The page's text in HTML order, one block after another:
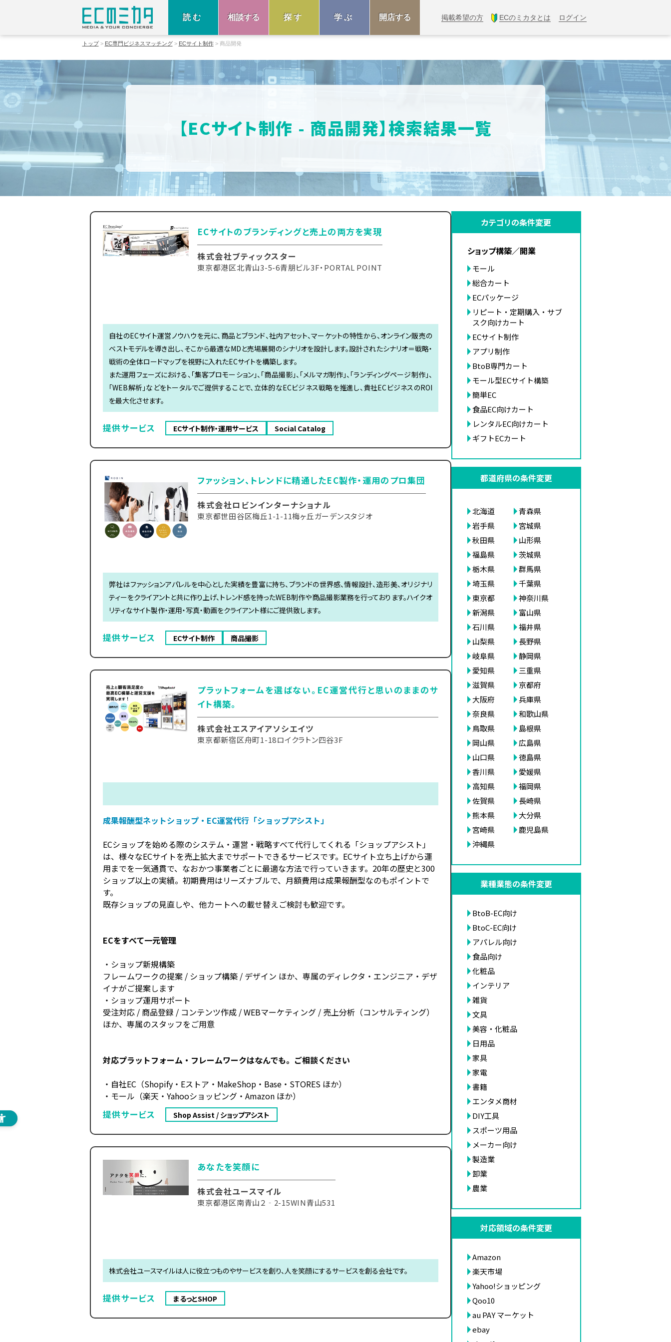
読む 相談する 探す 学ぶ 開店する 掲載希望の方 ECのミカタとは ログイン
トップ EC専門ビジネスマッチング ECサイト制作 商品開発
【ECサイト制作 - 商品開発】検索結果一覧
ECサイトのブランディングと売上の両方を実現
株式会社ブティックスター
東京都港区北青山3-5-6青朋ビル3F・PORTAL POINT
自社のECサイト運営ノウハウを元に、商品とブランド、社内アセット、マーケットの特性から、オンライン販売の
ベストモデルを導き出し、そこから最適なMDと売場展開のシナリオを設計します。設計されたシナリオ＝戦略・
戦術の全体ロードマップを視野に入れたECサイトを構築します。
また運用フェーズにおける、「集客プロモーション」、「商品撮影」、「メルマガ制作」、「ランディングページ制作」、
「WEB解析」などをトータルでご提供することで、立体的なECビジネス戦略を推進し、貴社ECビジネスのROI
を最大化させます。
提供サービス ECサイト制作・運用サービス Social Catalog
ファッション、トレンドに精通したEC製作・運用のプロ集団
株式会社ロビンインターナショナル
東京都世田谷区梅丘1-1-11梅ヶ丘ガーデンスタジオ
弊社はファッションアパレルを中心とした実績を豊富に持ち、ブランドの世界感、情報設計、造形美、オリジナリ
ティーをクライアントと共に作り上げ、トレンド感を持ったWEB制作や商品撮影業務を行っております。ハイクオ
リティなサイト製作・運用・写真・動画をクライアント様にご提供致します。
提供サービス ECサイト制作 商品撮影
プラットフォームを選ばない。EC運営代行と思いのままのサ
イト構築。
株式会社エスアイアソシエイツ
東京都新宿区舟町1-18ロイクラトン四谷3F
成果報酬型ネットショップ・EC運営代行「ショップアシスト」
ECショップを始める際のシステム・運営・戦略すべて代行してくれる「ショップアシスト」
は、様々なECサイトを売上拡大までサポートできるサービスです。ECサイト立ち上げから運
用までを一気通貫で、なおかつ事業者ごとに最適な方法で行っていきます。20年の歴史と300
ショップ以上の実績。初期費用はリーズナブルで、月額費用は成果報酬型なのもポイントで
す。
既存ショップの見直しや、他カートへの載せ替えご検討も歓迎です。
ECをすべて一元管理
・ショップ新規構築
フレームワークの提案 / ショップ構築 / デザイン ほか、専属のディレクタ・エンジニア・デザ
イナがご提案します
・ショップ運用サポート
受注対応 / 商品登録 / コンテンツ作成 / WEBマーケティング / 売上分析（コンサルティング）
ほか、専属のスタッフをご用意
対応プラットフォーム・フレームワークはなんでも。ご相談ください
・自社EC（Shopify・Eストア・MakeShop・Base・STORES ほか）
・モール（楽天・Yahooショッピング・Amazon ほか）
提供サービス Shop Assist / ショップアシスト
あなたを笑顔に
株式会社ユースマイル
東京都港区南青山２‐2-15WIN青山531
株式会社ユースマイルは人に役立つものやサービスを創り、人を笑顔にするサービスを創る会社です。
提供サービス まるっとSHOP
カテゴリの条件変更
ショップ構築／開業
モール
総合カート
ECパッケージ
リピート・定期購入・サブ
スク向けカート
ECサイト制作
アプリ制作
BtoB専門カート
モール型ECサイト構築
簡単EC
食品EC向けカート
レンタルEC向けカート
ギフトECカート
都道府県の条件変更
北海道
青森県
岩手県
宮城県
秋田県
山形県
福島県
茨城県
栃木県
群馬県
埼玉県
千葉県
東京都
神奈川県
新潟県
富山県
石川県
福井県
山梨県
長野県
岐阜県
静岡県
愛知県
三重県
滋賀県
京都府
大阪府
兵庫県
奈良県
和歌山県
鳥取県
島根県
岡山県
広島県
山口県
徳島県
香川県
愛媛県
高知県
福岡県
佐賀県
長崎県
熊本県
大分県
宮崎県
鹿児島県
沖縄県
業種業態の条件変更
BtoB-EC向け
BtoC-EC向け
アパレル向け
食品向け
化粧品
インテリア
雑貨
文具
美容・化粧品
日用品
家具
家電
書籍
エンタメ商材
DIY工具
スポーツ用品
メーカー向け
製造業
卸業
農業
対応領域の条件変更
Amazon
楽天市場
Yahoo!ショッピング
Qoo10
au PAY マーケット
ebay